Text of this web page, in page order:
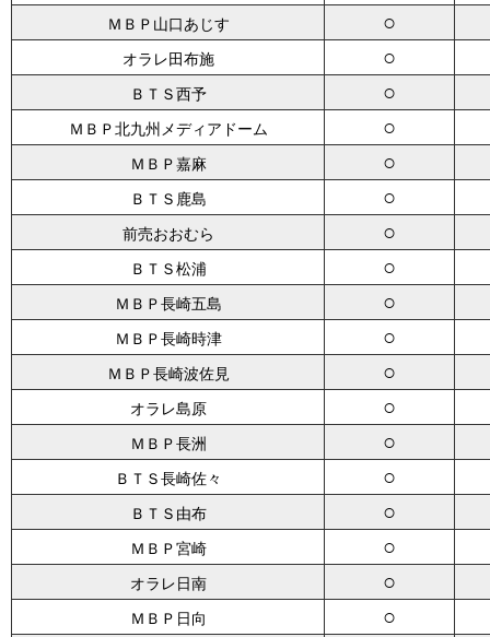
ＭＢＰ山口あじす ○
オラレ田布施 ○
ＢＴＳ西予 ○
ＭＢＰ北九州メディアドーム ○
ＭＢＰ嘉麻 ○
ＢＴＳ鹿島 ○
前売おおむら ○
ＢＴＳ松浦 ○
ＭＢＰ長崎五島 ○
ＭＢＰ長崎時津 ○
ＭＢＰ長崎波佐見 ○
オラレ島原 ○
ＭＢＰ長洲 ○
ＢＴＳ長崎佐々 ○
ＢＴＳ由布 ○
ＭＢＰ宮崎 ○
オラレ日南 ○
ＭＢＰ日向 ○